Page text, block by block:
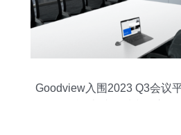
Goodview入围2023 Q3会议